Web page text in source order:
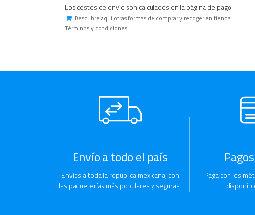
Los costos de envío son calculados en la página de pago
Descubre aquí otras formas de comprar y recoger en tienda.
Términos y condiciones
Envío a todo el país
Envíos a toda la república mexicana, con
las paqueterías más populares y seguras.
Paga con los